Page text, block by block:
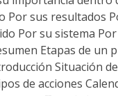
Por sus resultados
Por su sistema
Etapas de un
Situación
de acciones